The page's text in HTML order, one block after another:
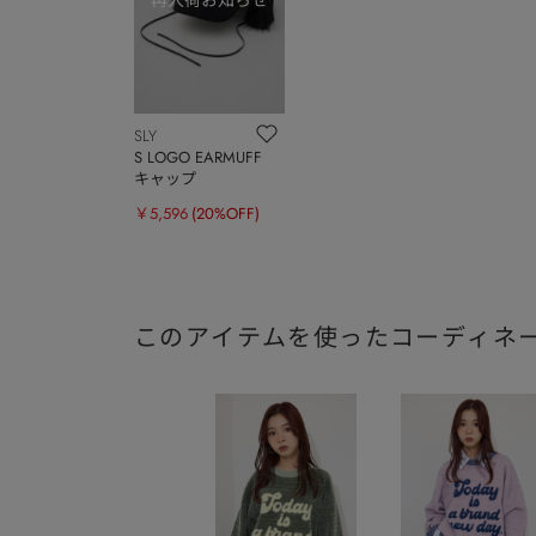
SLY
S LOGO EARMUFF
キャップ
￥5,596 (20%OFF)
このアイテムを使ったコーディネ